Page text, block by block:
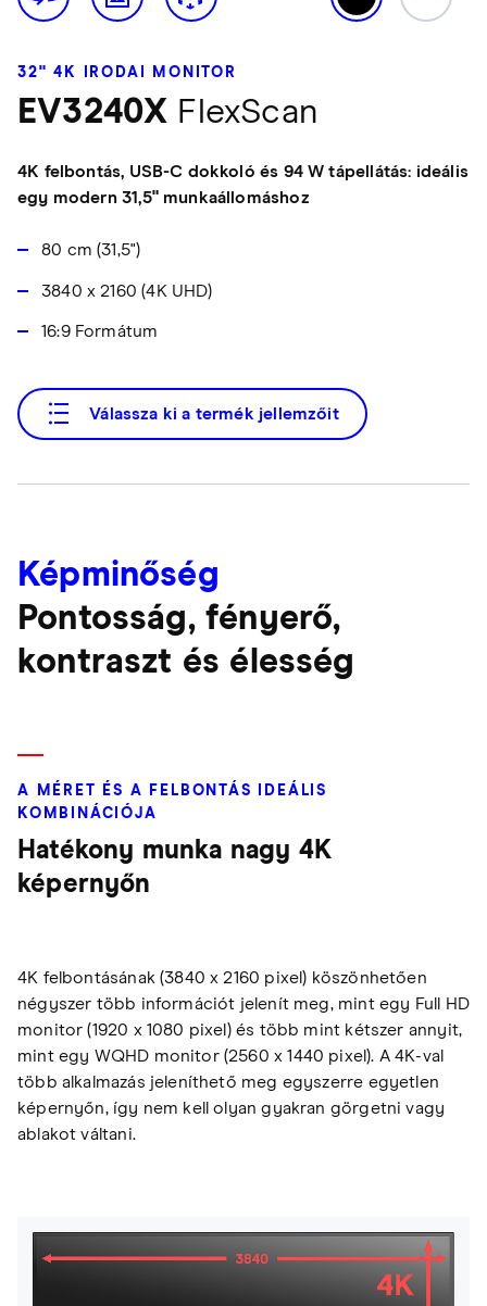
32" 4K IRODAI MONITOR
EV3240X FlexScan
4K felbontás, USB-C dokkoló és 94 W tápellátás: ideális
egy modern 31,5" munkaállomáshoz
80 cm (31,5")
3840 x 2160 (4K UHD)
16:9 Formátum
Válassza ki a termék jellemzőit
Képminőség
Pontosság, fényerő,
kontraszt és élesség
A MÉRET ÉS A FELBONTÁS IDEÁLIS
KOMBINÁCIÓJA
Hatékony munka nagy 4K
képernyőn
4K felbontásának (3840 x 2160 pixel) köszönhetően
négyszer több információt jelenít meg, mint egy Full HD
monitor (1920 x 1080 pixel) és több mint kétszer annyit,
mint egy WQHD monitor (2560 x 1440 pixel). A 4K-val
több alkalmazás jeleníthető meg egyszerre egyetlen
képernyőn, így nem kell olyan gyakran görgetni vagy
ablakot váltani.